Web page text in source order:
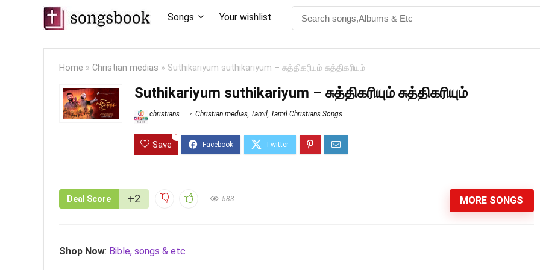
Songs Your wishlist
Home » Christian medias » Suthikariyum suthikariyum – சுத்திகரியும் சுத்திகரியும்
Suthikariyum suthikariyum – சுத்திகரியும் சுத்திகரியும்
christians Christian medias, Tamil, Tamil Christians Songs
Save
1
Deal Score +2 583 MORE SONGS
Shop Now: Bible, songs & etc